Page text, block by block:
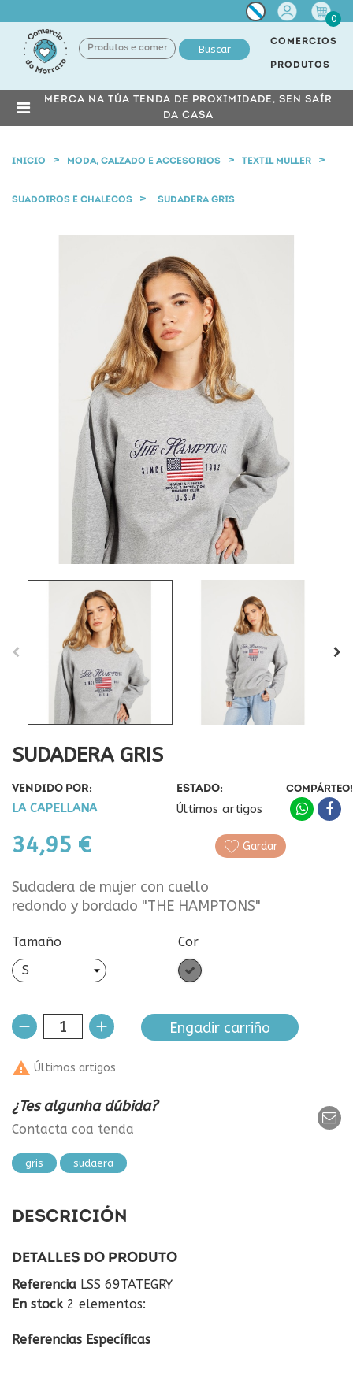
Miña
conta
0
Buscar
COMERCIOS
PRODUTOS
MERCA NA TÚA TENDA DE PROXIMIDADE, SEN SAÍR
DA CASA
INICIO MODA, CALZADO E ACCESORIOS TEXTIL MULLER
SUADOIROS E CHALECOS SUDADERA GRIS
SUDADERA GRIS
VENDIDO POR:
LA CAPELLANA
ESTADO:
Últimos artigos
34,95 €
COMPÁRTEO!
Gardar
Sudadera de mujer con cuello
redondo y bordado "THE HAMPTONS"
Tamaño Cor
Gris
Engadir carriño
 Últimos artigos
¿Tes algunha dúbida?
Contacta coa tenda
gris sudaera
DESCRICIÓN
DETALLES DO PRODUTO
Referencia LSS 69TATEGRY
En stock 2 elementos:
Referencias Específicas